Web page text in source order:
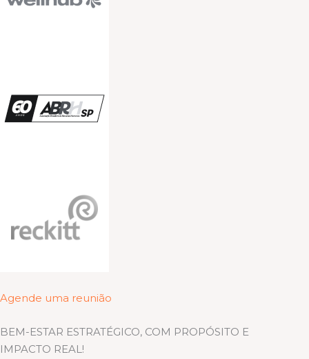
Agende uma reunião
BEM-ESTAR ESTRATÉGICO, COM PROPÓSITO E
IMPACTO REAL!